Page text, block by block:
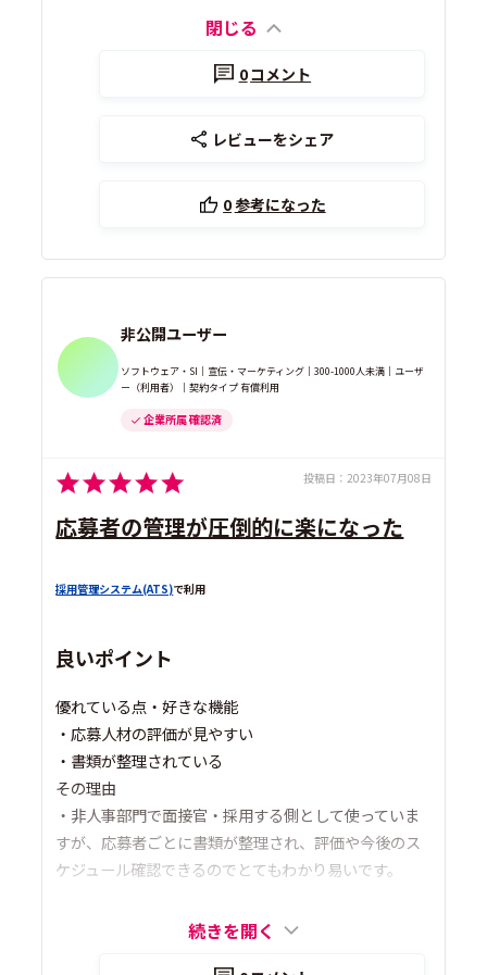
閉じる
0コメント
レビューをシェア
0参考になった
非公開ユーザー
ソフトウェア・SI｜宣伝・マーケティング｜300-1000人未満｜ユーザ
ー（利用者）｜契約タイプ 有償利用
企業所属 確認済
投稿日： 2023年07月08日
応募者の管理が圧倒的に楽になった
採用管理システム(ATS)で利用
良いポイント
優れている点・好きな機能
・応募人材の評価が見やすい
・書類が整理されている
その理由
・非人事部門で面接官・採用する側として使っていま
すが、応募者ごとに書類が整理され、評価や今後のス
ケジュール確認できるのでとてもわかり易いです。
続きを開く